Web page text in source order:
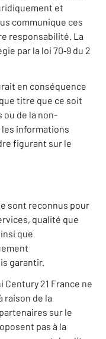
et
communique ces
responsabilité. La
par la loi 70‐9 du 2
en conséquence
titre que ce soit
de la non-
informations
figurant sur le
sont reconnus pour
qualité que
que
garantir.
Century 21 France ne
raison de la
sur le
pas à la